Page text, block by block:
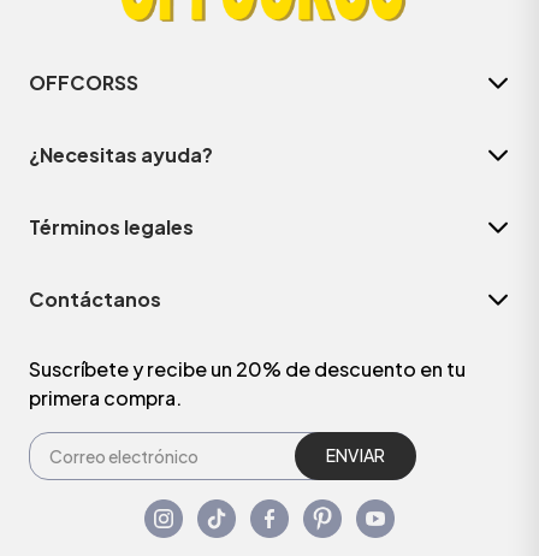
OFFCORSS
¿Necesitas ayuda?
Términos legales
Contáctanos
Suscríbete y recibe un 20% de descuento en tu
primera compra.
ENVIAR